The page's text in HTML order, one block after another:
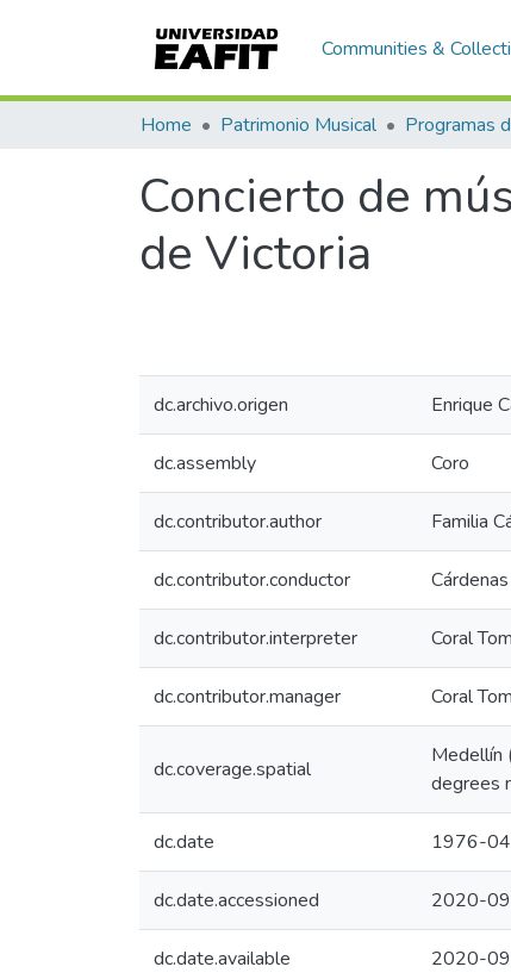
Communities &
Home Patrimonio Musical
Concierto de
de Victoria
dc.archivo.origen Enrique
dc.assembly Coro
dc.contributor.author Familia
dc.contributor.conductor
dc.contributor.interpreter Coral
dc.contributor.manager Coral
dc.coverage.spatial
Medellín
degrees
dc.date 1976-
dc.date.accessioned 2020-
dc.date.available 2020-